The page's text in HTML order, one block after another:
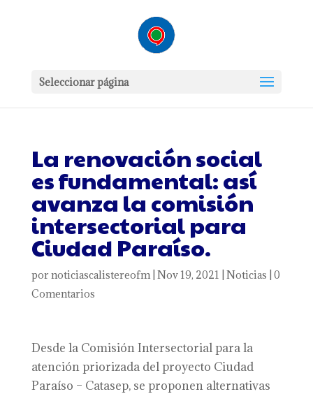
Seleccionar página
La renovación social
es fundamental: así
avanza la comisión
intersectorial para
Ciudad Paraíso.
por noticiascalistereofm| Nov 19, 2021 Noticias 0
Comentarios
Desde la Comisión Intersectorial para la
atención priorizada del proyecto Ciudad
Paraíso – Catasep, se proponen alternativas